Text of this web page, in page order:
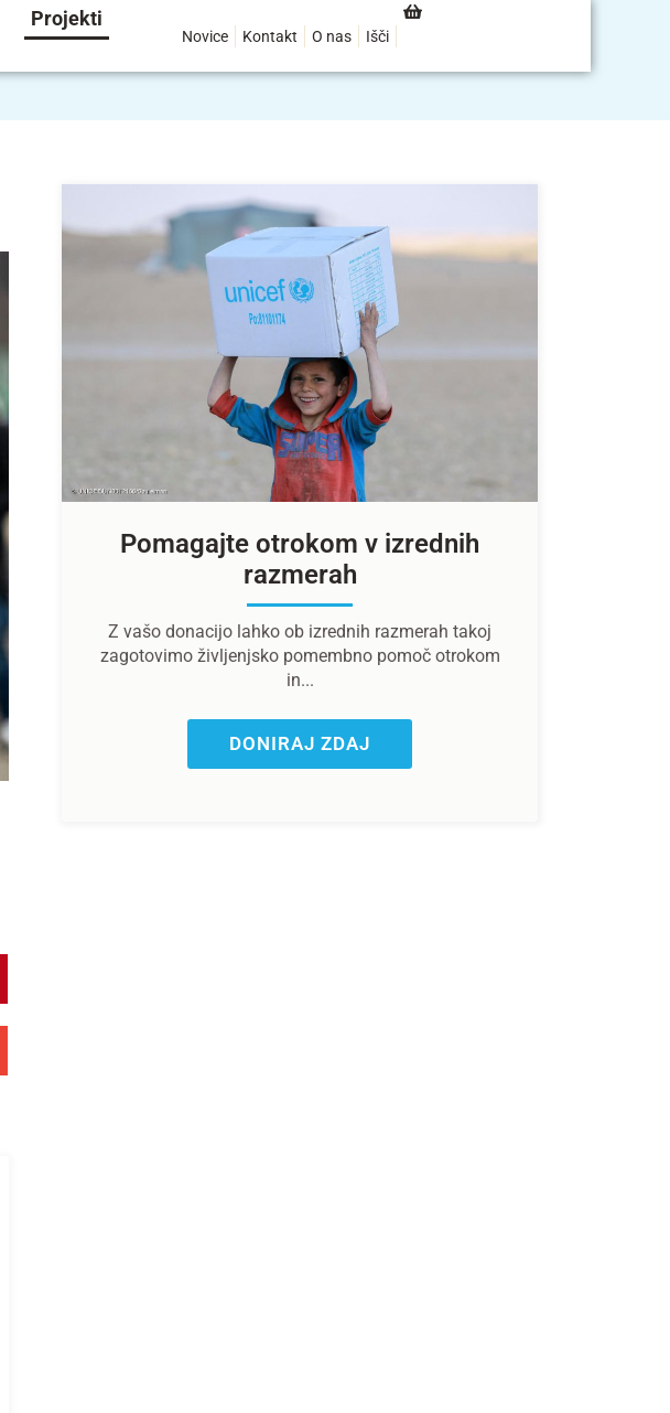
Projekti
Novice Kontakt O nas Išči
Pomagajte otrokom v izrednih
razmerah
Z vašo donacijo lahko ob izrednih razmerah takoj
zagotovimo življenjsko pomembno pomoč otrokom
in...
DONIRAJ ZDAJ